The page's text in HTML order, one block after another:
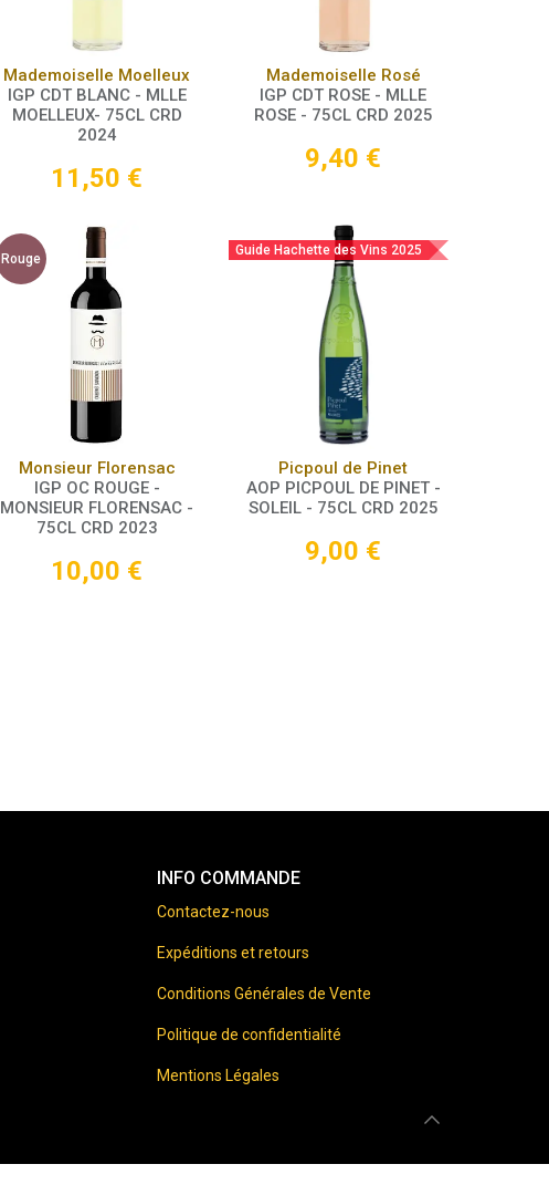
Panier
Mademoiselle Moelleux
IGP CDT BLANC - MLLE
MOELLEUX- 75CL CRD
2024
11,50 €
Panier
Mademoiselle Rosé
IGP CDT ROSE - MLLE
ROSE - 75CL CRD 2025
9,40 €
Rouge
Panier
Monsieur Florensac
IGP OC ROUGE -
MONSIEUR FLORENSAC -
75CL CRD 2023
10,00 €
Guide Hachette des Vins 2025
Panier
Picpoul de Pinet
AOP PICPOUL DE PINET -
SOLEIL - 75CL CRD 2025
9,00 €
INFO COMMANDE
Contactez-nous
Expéditions et retours
Conditions Générales de Vente
Politique de confidentialité
Mentions Légales